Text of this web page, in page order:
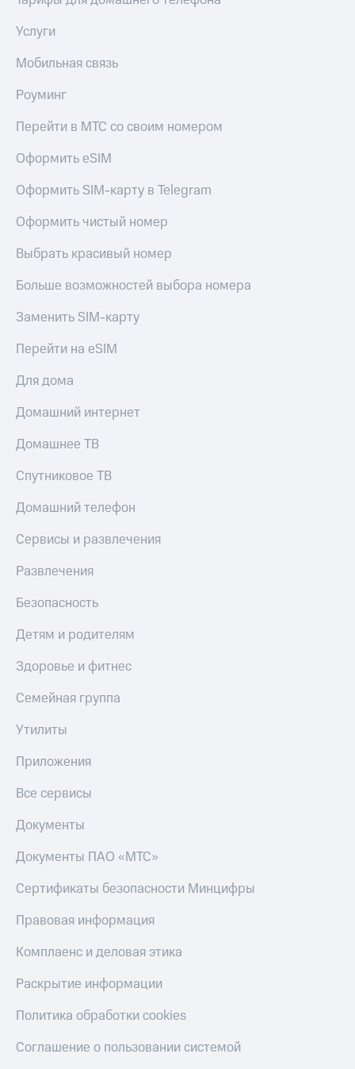
Услуги
Мобильная связь
Роуминг
Перейти в МТС со своим номером
Оформить eSIM
Оформить SIM-карту в Telegram
Оформить чистый номер
Выбрать красивый номер
Больше возможностей выбора номера
Заменить SIM-карту
Перейти на eSIM
Для дома
Домашний интернет
Домашнее ТВ
Спутниковое ТВ
Домашний телефон
Сервисы и развлечения
Развлечения
Безопасность
Детям и родителям
Здоровье и фитнес
Семейная группа
Утилиты
Приложения
Все сервисы
Документы
Документы ПАО «МТС»
Сертификаты безопасности Минцифры
Правовая информация
Комплаенс и деловая этика
Раскрытие информации
Политика обработки cookies
Соглашение о пользовании системой